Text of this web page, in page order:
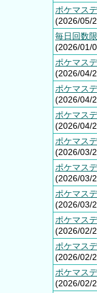
ポケマス
(2026/05/
毎日回数
(2026/01/
ポケマス
(2026/04/
ポケマス
(2026/04/
ポケマス
(2026/04/
ポケマス
(2026/03/
ポケマス
(2026/03/
ポケマス
(2026/03/
ポケマス
(2026/02/
ポケマス
(2026/02/
ポケマス
(2026/02/